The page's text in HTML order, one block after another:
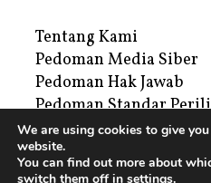
Tentang Kami
Pedoman Media Siber
Pedoman Hak Jawab
Pedoman Standar
Privacy Policy
Periklanan
We are using cookies to give
website.
You can find out more about
switch them off in settings.